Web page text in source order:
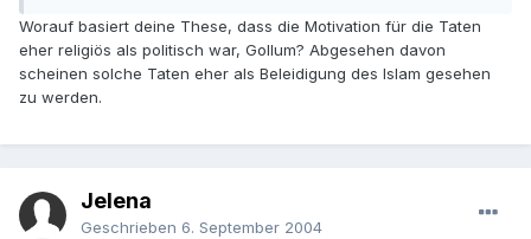
Worauf basiert deine These, dass die Motivation für die Taten
eher religiös als politisch war, Gollum? Abgesehen davon
scheinen solche Taten eher als Beleidigung des Islam gesehen
zu werden.
Jelena
Geschrieben 6. September 2004